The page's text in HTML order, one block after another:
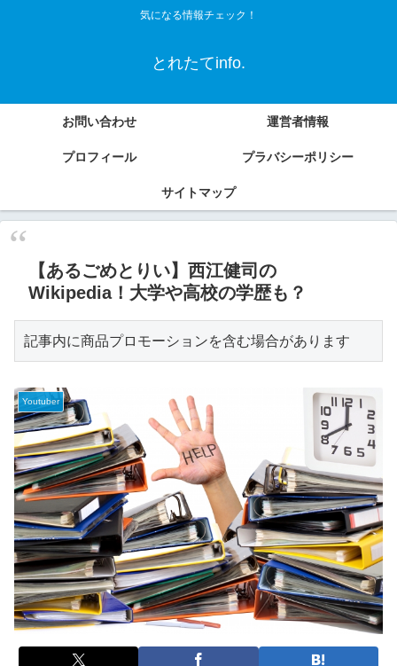
気になる情報チェック！
とれたてinfo.
お問い合わせ 運営者情報
プロフィール プラバシーポリシー
サイトマップ
【あるごめとりい】西江健司の
Wikipedia！大学や高校の学歴も？
記事内に商品プロモーションを含む場合があります
Youtuber